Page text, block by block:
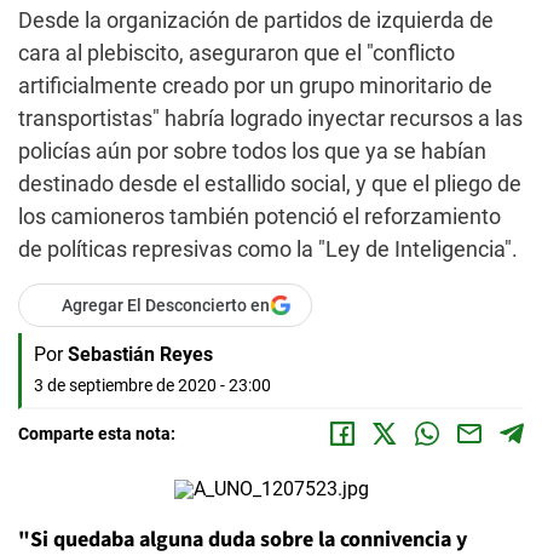
Desde la organización de partidos de izquierda de
cara al plebiscito, aseguraron que el "conflicto
artificialmente creado por un grupo minoritario de
transportistas" habría logrado inyectar recursos a las
policías aún por sobre todos los que ya se habían
destinado desde el estallido social, y que el pliego de
los camioneros también potenció el reforzamiento
de políticas represivas como la "Ley de Inteligencia".
Agregar El Desconcierto en
Por Sebastián Reyes
3 de septiembre de 2020 - 23:00
Comparte esta nota:
"Si quedaba alguna duda sobre la connivencia y